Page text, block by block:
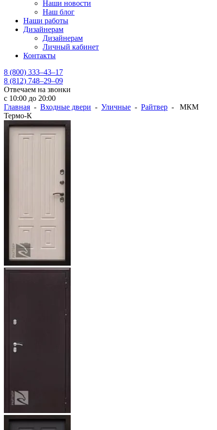
Наши новости
Наш блог
Наши работы
Дизайнерам
Дизайнерам
Личный кабинет
Контакты
8 (800) 333–43–17
8 (812) 748–29–09
Отвечаем на звонки
с 10:00 до 20:00
Главная - Входные двери - Уличные - Райтвер - МКМ
Термо-К